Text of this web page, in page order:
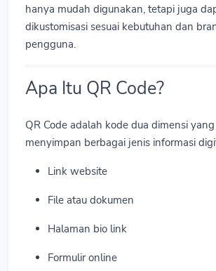
hanya mudah digunakan, tetapi juga
dikustomisasi sesuai kebutuhan dan
pengguna.
Apa Itu QR Code?
QR Code adalah kode dua dimensi
menyimpan berbagai jenis informasi
Link website
File atau dokumen
Halaman bio link
Formulir online